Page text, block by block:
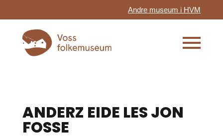
Andre museum i HVM
ANDERZ EIDE LES JON
FOSSE